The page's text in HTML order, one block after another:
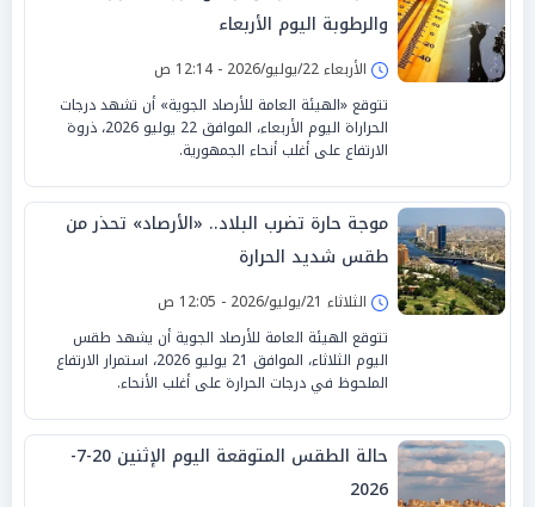
والرطوبة اليوم الأربعاء
الأربعاء 22/يوليو/2026 - 12:14 ص
تتوقع «الهيئة العامة للأرصاد الجوية» أن تشهد درجات
الحراراة اليوم الأربعاء، الموافق 22 يوليو 2026، ذروة
الارتفاع على أغلب أنحاء الجمهورية.
موجة حارة تضرب البلاد.. «الأرصاد» تحذر من
طقس شديد الحرارة
الثلاثاء 21/يوليو/2026 - 12:05 ص
تتوقع الهيئة العامة للأرصاد الجوية أن يشهد طقس
اليوم الثلاثاء، الموافق 21 يوليو 2026، استمرار الارتفاع
الملحوظ في درجات الحرارة على أغلب الأنحاء.
حالة الطقس المتوقعة اليوم الإثنين 20-7-
2026